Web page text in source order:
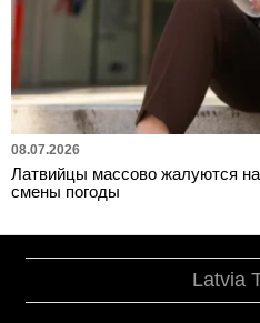
08.07.2026
Латвийцы массово жалуются
смены погоды
Latvia